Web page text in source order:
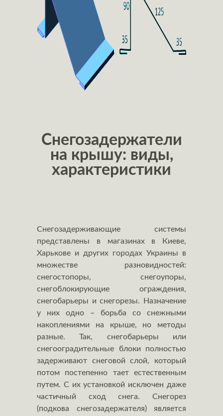
Снегозадержатели
на крышу: виды,
характеристики
Снегозадерживающие системы
представлены в магазинах в Киеве,
Харькове и других городах Украины в
множестве разновидностей:
снегостопоры, снегоупоры,
снегоблокирующие ограждения,
снегобарьеры и снегорезы. Назначение
у них одно – борьба со снежными
накоплениями на крыше, но методы
разные. Так, снегобарьеры или
снегооградительные блоки полностью
задерживают снеговой слой, который
потом постепенно тает естественным
путем. С их установкой исключен даже
частичный сход снега. Снегорез
(подкова снегозадержателя) является